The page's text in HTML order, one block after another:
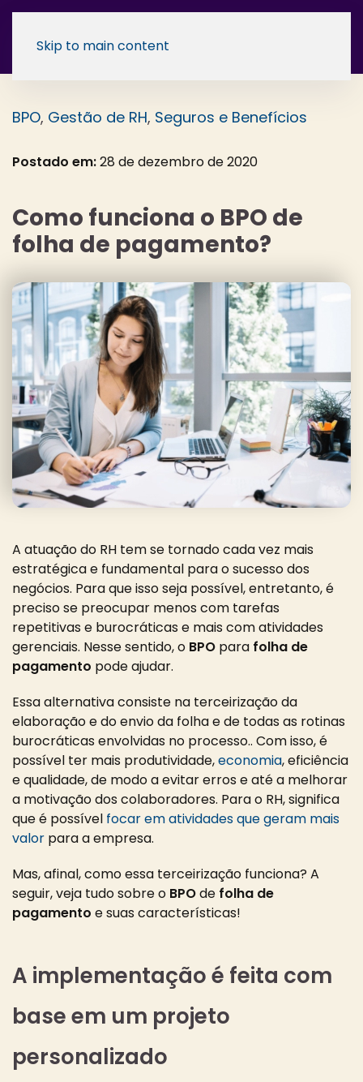
Skip to main content
BPO, Gestão de RH, Seguros e Benefícios
Postado em:28 de dezembro de 2020
Como funciona o BPO de
folha de pagamento?
A atuação do RH tem se tornado cada vez mais
estratégica e fundamental para o sucesso dos
negócios. Para que isso seja possível, entretanto, é
preciso se preocupar menos com tarefas
repetitivas e burocráticas e mais com atividades
gerenciais. Nesse sentido, o BPO para folha de
pagamento pode ajudar.
Essa alternativa consiste na terceirização da
elaboração e do envio da folha e de todas as rotinas
burocráticas envolvidas no processo.. Com isso, é
possível ter mais produtividade,economia, eficiência
e qualidade, de modo a evitar erros e até a melhorar
a motivação dos colaboradores. Para o RH, significa
que é possível focar em atividades que geram mais
valor para a empresa.
Mas, afinal, como essa terceirização funciona? A
seguir, veja tudo sobre o BPOde folha de
pagamento e suas características!
A implementação é feita com
base em um projeto
personalizado